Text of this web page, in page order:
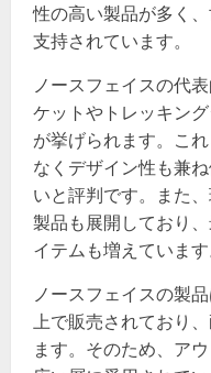
性の高い製品が多く
支持されています。
ノースフェイスの代
ケットやトレッキン
が挙げられます。こ
なくデザイン性も兼
いと評判です。また
製品も展開しており
イテムも増えています
ノースフェイスの製
上で販売されており
ます。そのため、ア